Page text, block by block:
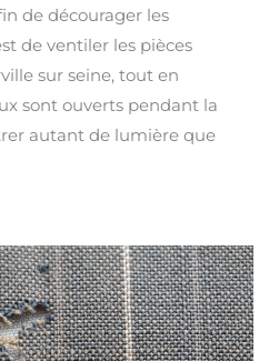
de décourager les
de ventiler les pièces
sur seine, tout en
sont ouverts pendant la
autant de lumière que